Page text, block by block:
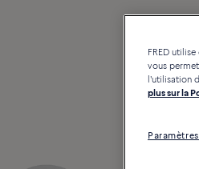
FRED
vous
l'utilisation
plus sur la